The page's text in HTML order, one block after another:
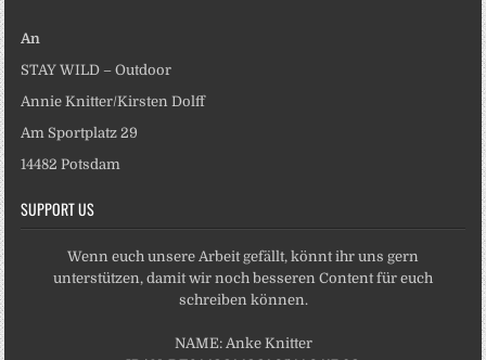
An
STAY WILD – Outdoor
Annie Knitter/Kirsten Dolff
Am Sportplatz 29
14482 Potsdam
SUPPORT US
Wenn euch unsere Arbeit gefällt, könnt ihr uns gern
unterstützen, damit wir noch besseren Content für euch
schreiben können.
NAME: Anke Knitter